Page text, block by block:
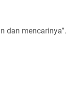
dan mencarinya”.